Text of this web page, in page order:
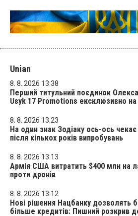
Unian
8. 8. 2026 13:38
Перший титульний поєдинок
Usyk 17 Promotions ексклюзивно на
8. 8. 2026 13:23
На один знак Зодіаку ось-ось
після кількох років випробувань
8. 8. 2026 13:13
Армія США витратить $400 млн на
проти дронів
8. 8. 2026 13:12
Нові рішення Нацбанку дозволять
більше кредитів: Пишний розкрив